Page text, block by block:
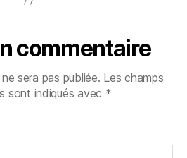
commentaire
sera pas publiée. Les champs
sont indiqués avec *